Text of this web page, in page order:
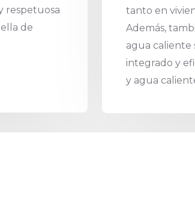
respetuosa
de
tanto en
Además,
agua caliente
integrado y
y agua